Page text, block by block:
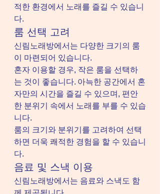
적한 환경에서 노래를 즐길 수 있습니
다.
룸 선택 고려
신림노래방에서는 다양한 크기의 룸
이 마련되어 있습니다.
혼자 이용할 경우, 작은 룸을 선택하
는 것이 좋습니다. 아늑한 공간에서 혼
자만의 시간을 즐길 수 있으며, 편안
한 분위기 속에서 노래를 부를 수 있습
니다.
룸의 크기와 분위기를 고려하여 선택
하면 더욱 쾌적한 경험을 할 수 있습니
다.
음료 및 스낵 이용
신림노래방에서는 음료와 스낵도 함